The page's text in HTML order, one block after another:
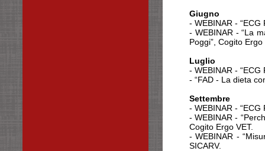
Giugno
- WEBINAR -
- WEBINAR - “La
Poggi”, Cogito Ergo
Luglio
- WEBINAR -
- “FAD - La dieta
Settembre
- WEBINAR -
- WEBINAR -
Cogito Ergo VET.
- WEBINAR -
SICARV.